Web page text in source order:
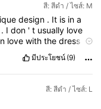
สี: สีดำ / ไซส์: M
design . It is ina
. Idon 't usually love
lovewiththedress at
มีประโยชน์ (9)
สี: สีดำ / ไซส์: L